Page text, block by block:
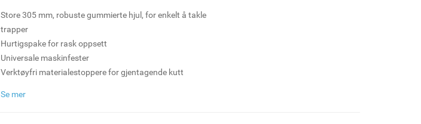
Store 305 mm, robuste gummierte hjul, for enkelt å takle
trapper
Hurtigspake for rask oppsett
Universale maskinfester
Verktøyfri materialestoppere for gjentagende kutt
materialestoppere, (2) materialestøtter, (2) hjul, (1)
Se mer